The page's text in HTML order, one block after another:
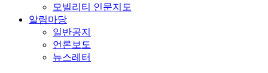
모빌리티 인문지도
알림마당
일반공지
언론보도
뉴스레터